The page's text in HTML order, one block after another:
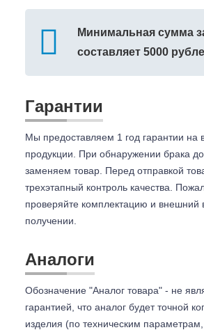
Минимальная сумма
составляет 5000
Гарантии
Мы предоставляем 1 год гарантии на
продукции. При обнаружении брака
заменяем товар. Перед отправкой
трехэтапный контроль качества.
проверяйте комплектацию и внешний
получении.
Аналоги
Обозначение "Аналог товара" - не
гарантией, что аналог будет точной
изделия (по техническим